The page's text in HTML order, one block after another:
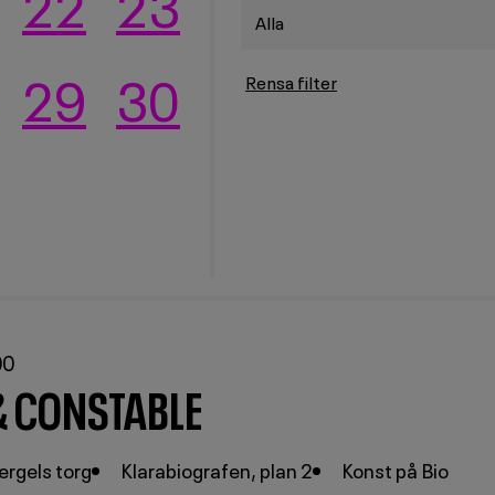
29 30
Alla
Rensa filter
torg Klarabiografen, plan 2 Konst på Bio